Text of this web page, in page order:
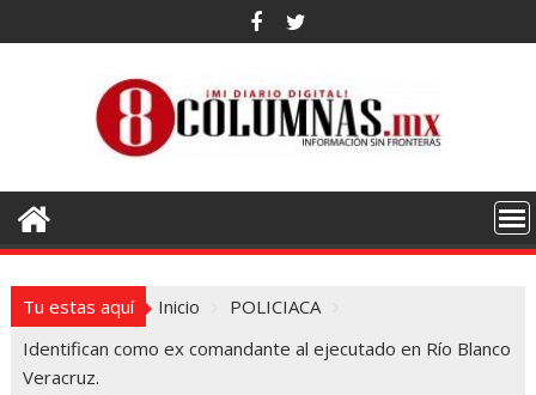
al
Tu estas aquí Inicio
POLICIACA
Identifican como ex comandante al ejecutado en Río Blanco
Veracruz.